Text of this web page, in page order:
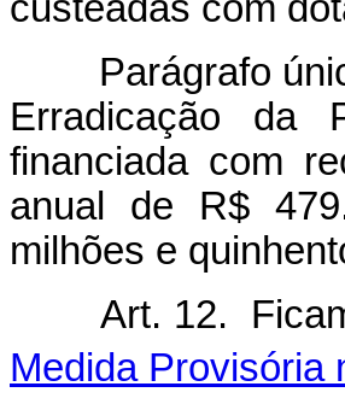
Parágrafo
Erradicação da
financiada com
anual de R$
milhões e
Art. 12. Ficam
Medida Provisória